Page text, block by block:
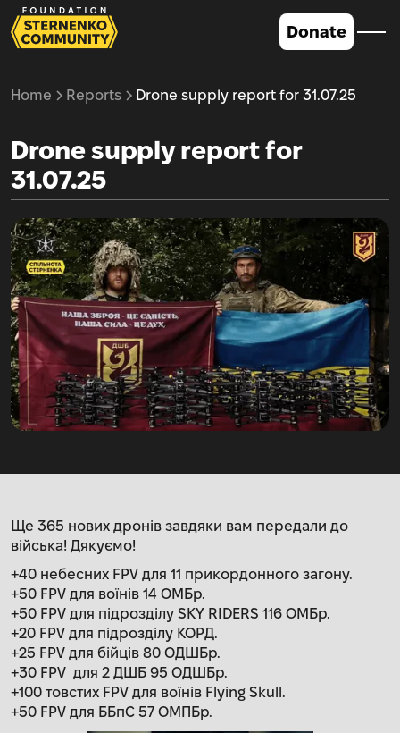
Donate
Home Reports Drone supply report for 31.07.25
Drone supply report for
31.07.25
Ще 365 нових дронів завдяки вам передали до
війська! Дякуємо!
+40 небесних FPV для 11 прикордонного загону.
+50 FPV для воїнів 14 ОМБр.
+50 FPV для підрозділу SKY RIDERS 116 ОМБр.
+20 FPV для підрозділу КОРД.
+25 FPV для бійців 80 ОДШБр.
+30 FPV для 2 ДШБ 95 ОДШБр.
+100 товстих FPV для воїнів Flying Skull.
+50 FPV для ББпС 57 ОМПБр.